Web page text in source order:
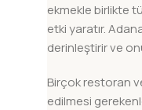
ekmekle birlikte
etki yaratır.
derinleştirir ve
Birçok restoran
edilmesi